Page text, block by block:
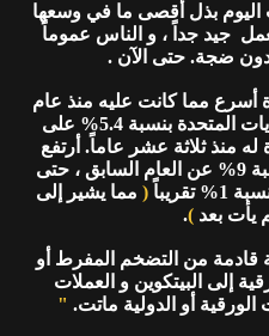
بذل أقصى ما في وسعها
جيد جداً ، و الناس عموماً
ضجة. حتى الآن .
أسرع مما كانت عليه منذ عام
2016. وأرتفع التضخم في الولايات المتحدة بنسبة 5.4% على
منذ ثلاثة عشر عاماً. أرتفع
تضخم المنتجين في الصين بنسبة 9% عن العام السابق ، حتى
( مما يشير إلى
يأت بعد)
.
قادمة من التضخم المفرط أو
إلى البيتكوين و العملات
الورقية أو الدولية ماتت. "